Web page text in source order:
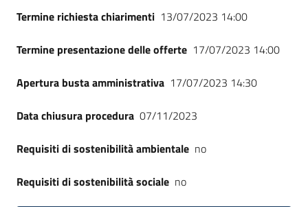
Termine richiesta chiarimenti 13/07/2023 14:00
Termine presentazione delle offerte 17/07/2023 14:00
Apertura busta amministrativa 17/07/2023 14:30
Data chiusura procedura 07/11/2023
Requisiti di sostenibilità ambientale no
Requisiti di sostenibilità sociale no